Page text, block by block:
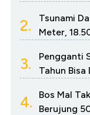
2.
Tsunami
Meter,
3.
Pengganti
Tahun Bisa
4.
Bos Mal
Berujung